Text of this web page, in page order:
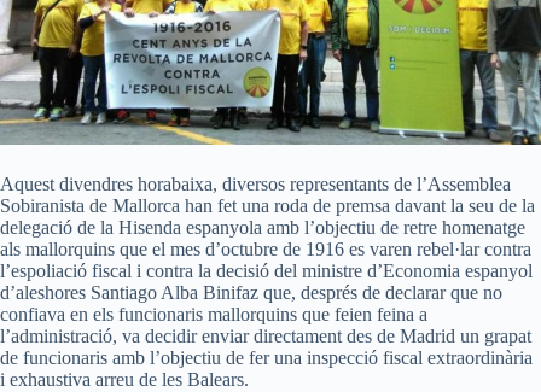
Aquest divendres horabaixa, diversos representants de l’Assemblea
Sobiranista de Mallorca han fet una roda de premsa davant la seu de la
delegació de la Hisenda espanyola amb l’objectiu de retre homenatge
als mallorquins que el mes d’octubre de 1916 es varen rebel·lar contra
l’espoliació fiscal i contra la decisió del ministre d’Economia espanyol
d’aleshores Santiago Alba Binifaz que, després de declarar que no
confiava en els funcionaris mallorquins que feien feina a
l’administració, va decidir enviar directament des de Madrid un grapat
de funcionaris amb l’objectiu de fer una inspecció fiscal extraordinària
i exhaustiva arreu de les Balears.